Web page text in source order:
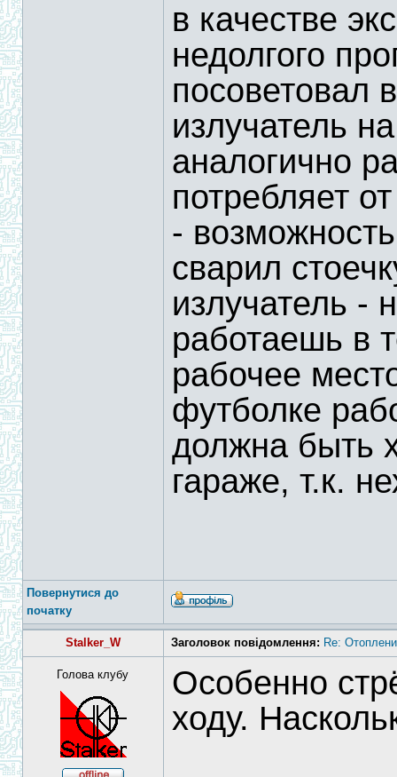
в качестве
недолгого
посоветовал
излучатель
аналогично
потребляет
-
сварил
излучатель -
работаешь в
рабочее
футболке
должна быть
гараже, т.к.
Повернутися до
початку
Stalker_W Заголовок повідомлення: Re:
Голова клубу
Особенно
ходу.